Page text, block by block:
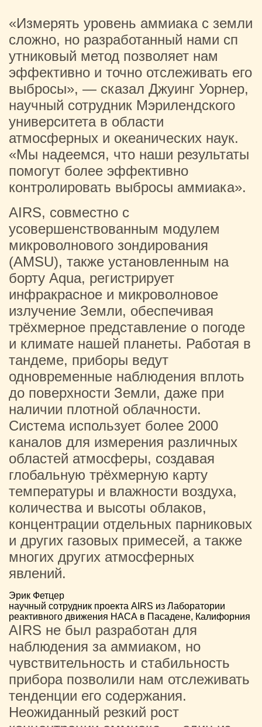
«Измерять уровень аммиака с земли
сложно, но разработанный нами сп
утниковый метод позволяет нам
эффективно и точно отслеживать его
выбросы», — сказал Джуинг Уорнер,
научный сотрудник Мэрилендского
университета в области
атмосферных и океанических наук.
«Мы надеемся, что наши результаты
помогут более эффективно
контролировать выбросы аммиака».
AIRS, совместно с
усовершенствованным модулем
микроволнового зондирования
(AMSU), также установленным на
борту Aqua, регистрирует
инфракрасное и микроволновое
излучение Земли, обеспечивая
трёхмерное представление о погоде
и климате нашей планеты. Работая в
тандеме, приборы ведут
одновременные наблюдения вплоть
до поверхности Земли, даже при
наличии плотной облачности.
Система использует более 2000
каналов для измерения различных
областей атмосферы, создавая
глобальную трёхмерную карту
температуры и влажности воздуха,
количества и высоты облаков,
концентрации отдельных парниковых
и других газовых примесей, а также
многих других атмосферных
явлений.
Эрик Фетцер
научный сотрудник проекта AIRS из Лаборатории
реактивного движения НАСА в Пасадене, Калифорния
AIRS не был разработан для
наблюдения за аммиаком, но
чувствительность и стабильность
прибора позволили нам отслеживать
тенденции его содержания.
Неожиданный резкий рост